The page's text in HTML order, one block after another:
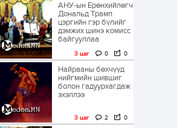
АНУ-ын Ерөнхийлөгч
Дональд Трамп
цэргийн гэр бүлийг
дэмжих шинэ комисс
байгууллаа
3 цаг 0 0
Найрааны бөхчүүд
нийгмийн шившиг
болон гадуурхагдаж
эхэллээ
3 цаг 2 0